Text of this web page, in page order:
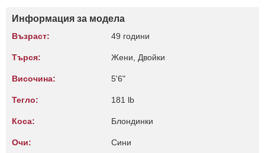
Информация за модела
Възраст: 49 години
Търся: Жени, Двойки
Височина: 5'6"
Тегло: 181 lb
Коса: Блондинки
Очи: Сини